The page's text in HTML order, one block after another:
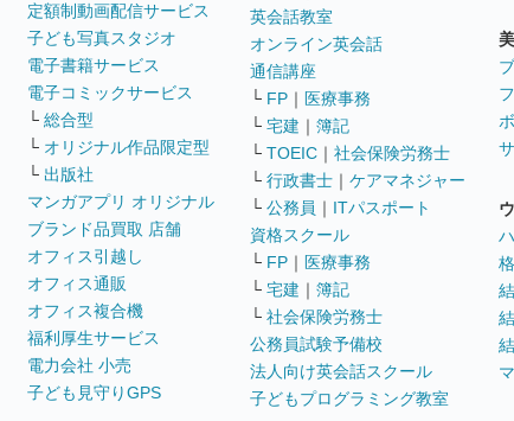
定額制動画配信サービス
子ども写真スタジオ
電子書籍サービス
電子コミックサービス
└ 総合型
└ オリジナル作品限定型
└ 出版社
マンガアプリ オリジナル
ブランド品買取 店舗
オフィス引越し
オフィス通販
オフィス複合機
福利厚生サービス
電力会社 小売
子ども見守りGPS
英会話教室
オンライン英会話
通信講座
└ FP ｜ 医療事務
└ 宅建 ｜ 簿記
└ TOEIC ｜ 社会保険労務士
└ 行政書士 ｜ ケアマネジャー
└ 公務員 ｜ ITパスポート
資格スクール
└ FP ｜ 医療事務
└ 宅建 ｜ 簿記
└ 社会保険労務士
公務員試験予備校
法人向け英会話スクール
子どもプログラミング教室